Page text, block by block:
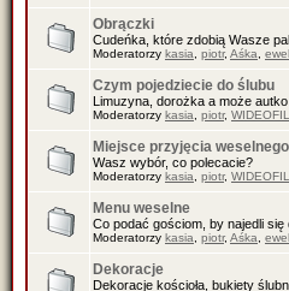
Obrączki
Cudeńka, które zdobią Wasze
Moderatorzy kasia piotr, Aśka
Czym pojedziecie do ślubu
Limuzyna, dorożka a może
Moderatorzy kasia piotr,
Miejsce przyjęcia weselnego
Wasz wybór, co polecacie?
Moderatorzy kasia piotr,
Menu weselne
Co podać gościom, by najedli się
Moderatorzy kasia piotr, Aśka
Dekoracje
Dekoracje kościoła, bukiety